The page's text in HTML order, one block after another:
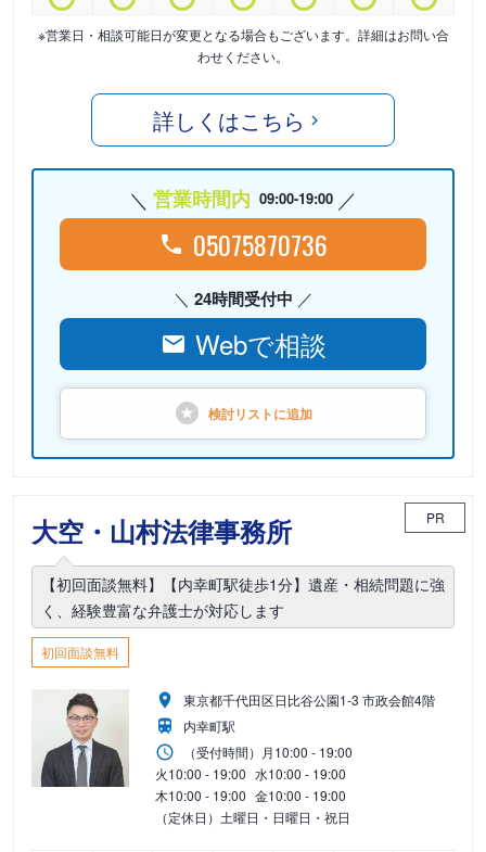
※営業日・相談可能日が変更となる場合もございます。詳細はお問い合
わせください。
詳しくはこちら
営業時間内 09:00-19:00
05075870736
24時間受付中
Webで相談
検討リストに追加
大空・山村法律事務所 PR
【初回面談無料】【内幸町駅徒歩1分】遺産・相続問題に強
く、経験豊富な弁護士が対応します
初回面談無料
東京都千代田区日比谷公園1-3 市政会館4階
内幸町駅
（受付時間） 月10:00 - 19:00
火10:00 - 19:00 水10:00 - 19:00
木10:00 - 19:00 金10:00 - 19:00
（定休日）土曜日・日曜日・祝日